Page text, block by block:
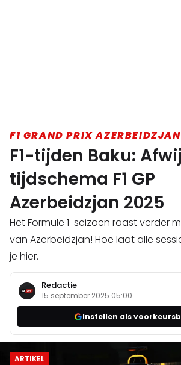
F1 GRAND PRIX
F1-tijden Baku:
tijdschema F1 GP
Azerbeidzjan 2025
Het Formule 1-seizoen raast verder
van Azerbeidzjan! Hoe laat alle
je hier.
Redactie
15 september 2025 05:00
Instellen als
ARTIKEL